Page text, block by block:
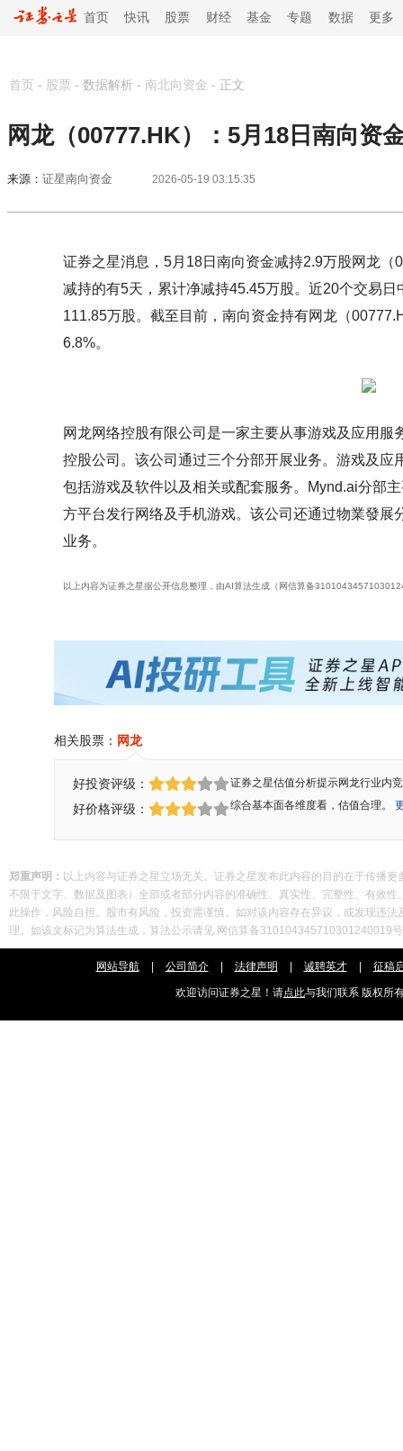
首页 快讯 股票 财经 基金 专题 数据 更多
首页 - 股票 - 数据解析 - 南北向资金 - 正文
网龙（00777.HK）：5月18日南向资
来源： 证星南向资金 2026-05-19 03:15:35
证券之星消息，5月18日南向资金减持2.9万股网龙
减持的有5天，累计净减持45.45万股。近20个交易
111.85万股。截至目前，南向资金持有网龙（
6.8%。
网龙网络控股有限公司是一家主要从事游戏及应用
控股公司。该公司通过三个分部开展业务。游戏及应
包括游戏及软件以及相关或配套服务。Mynd.ai分部
方平台发行网络及手机游戏。该公司还通过物業發展
业务。
以上内容为证券之星据公开信息整理，由AI算法生成（网信算备
相关股票： 网龙
好投资评级：
好价格评级：
证券之星估值分析提示网龙行业内
综合基本面各维度看，估值合理。
郑重声明： 以上内容与证券之星立场无关。证券之星发布此内容的目的在于传播
不限于文字、数据及图表）全部或者部分内容的准确性、真实性、完整性、有效
此操作，风险自担。股市有风险，投资需谨慎。如对该内容存在异议，或发现违
理。如该文标记为算法生成，算法公示请见 网信算备310104345710301240019
网站导航 | 公司简介 | 法律声明 | 诚聘英才 | 征稿
欢迎访问证券之星！请点此与我们联系 版权所